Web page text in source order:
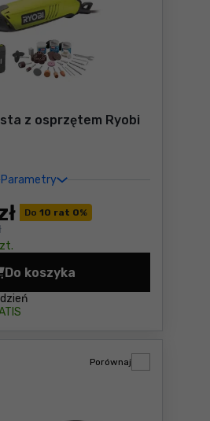
z osprzętem Ryobi
Parametry
Do 10 rat 0%
dzień
Do koszyka
Szlifierka prosta z
Porównaj